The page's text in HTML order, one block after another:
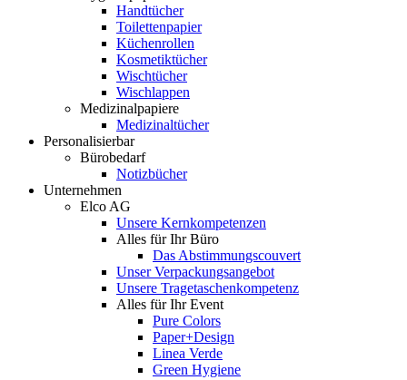
Handtücher
Toilettenpapier
Küchenrollen
Kosmetiktücher
Wischtücher
Wischlappen
Medizinalpapiere
Medizinaltücher
Personalisierbar
Bürobedarf
Notizbücher
Unternehmen
Elco AG
Unsere Kernkompetenzen
Alles für Ihr Büro
Das Abstimmungscouvert
Unser Verpackungsangebot
Unsere Tragetaschenkompetenz
Alles für Ihr Event
Pure Colors
Paper+Design
Linea Verde
Green Hygiene